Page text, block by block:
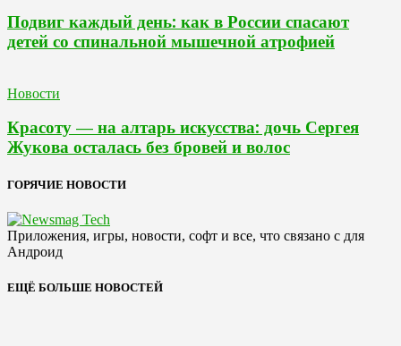
Подвиг каждый день: как в России спасают
детей со спинальной мышечной атрофией
Новости
Красоту — на алтарь искусства: дочь Сергея
Жукова осталась без бровей и волос
ГОРЯЧИЕ НОВОСТИ
Приложения, игры, новости, софт и все, что связано с для
Андроид
ЕЩЁ БОЛЬШЕ НОВОСТЕЙ